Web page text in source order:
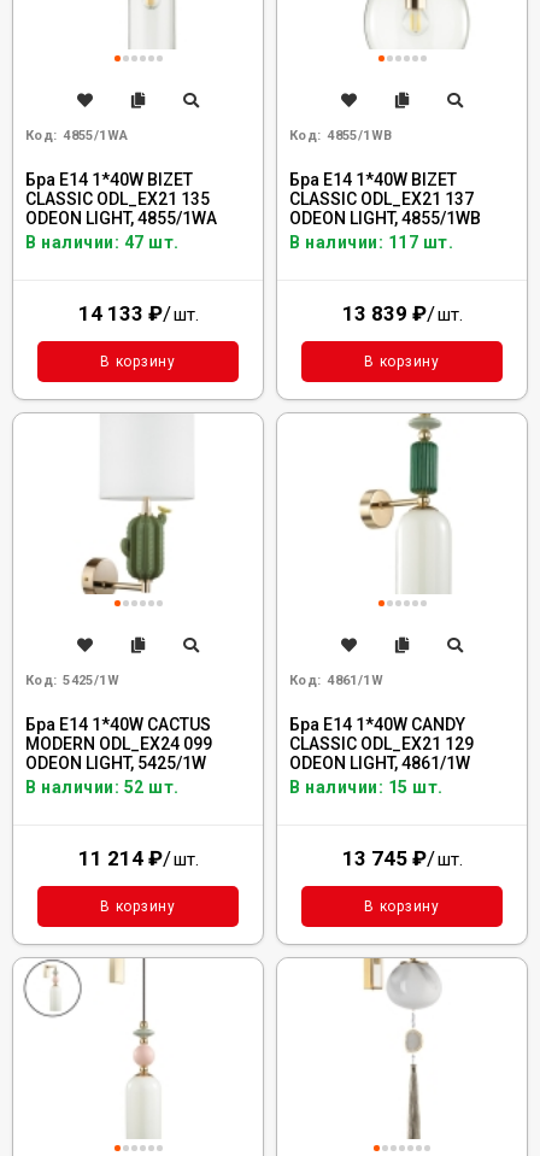
Код: 4855/1WA
Бра E14 1*40W BIZET
CLASSIC ODL_EX21 135
ODEON LIGHT, 4855/1WA
В наличии: 47 шт.
14 133 ₽/шт.
В корзину
Код: 4855/1WB
Бра E14 1*40W BIZET
CLASSIC ODL_EX21 137
ODEON LIGHT, 4855/1WB
В наличии: 117 шт.
13 839 ₽/шт.
В корзину
Код: 5425/1W
Бра E14 1*40W CACTUS
MODERN ODL_EX24 099
ODEON LIGHT, 5425/1W
В наличии: 52 шт.
11 214 ₽/шт.
В корзину
Код: 4861/1W
Бра E14 1*40W CANDY
CLASSIC ODL_EX21 129
ODEON LIGHT, 4861/1W
В наличии: 15 шт.
13 745 ₽/шт.
В корзину